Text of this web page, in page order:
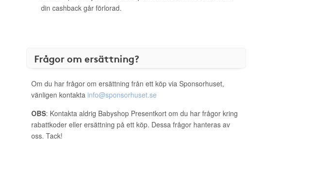
din cashback går förlorad.
Frågor om ersättning?
Om du har frågor om ersättning från ett köp via Sponsorhuset,
vänligen kontakta info@sponsorhuset.se
OBS: Kontakta aldrig Babyshop Presentkort om du har frågor kring
rabattkoder eller ersättning på ett köp. Dessa frågor hanteras av
oss. Tack!